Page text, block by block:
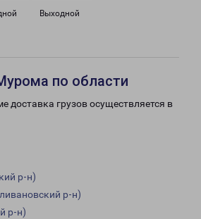
Выходной
по области
доставка грузов осуществляется в
р-н)
р-н)
р-н)